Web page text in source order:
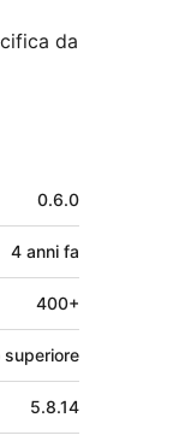
da
0.6.0
4 anni fa
400+
superiore
5.8.14